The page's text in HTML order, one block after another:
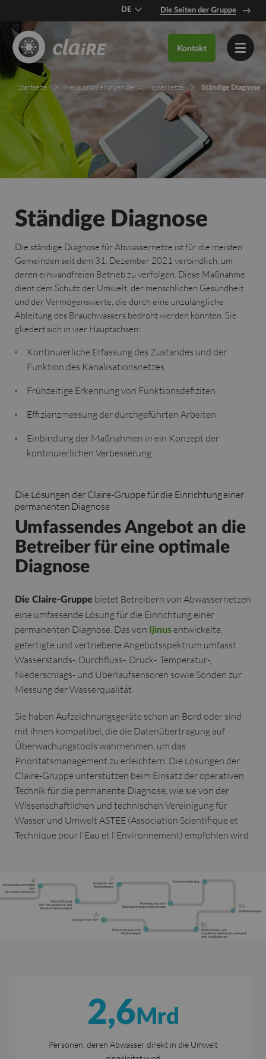
DE Die Seiten der Gruppe
Kontakt
Startseite Herausforderungen der Abwassernetze Ständige Diagnose
Ständige Diagnose
Die ständige Diagnose für Abwassernetze ist für die meisten
Gemeinden seit dem 31. Dezember 2021 verbindlich, um
deren einwandfreien Betrieb zu verfolgen. Diese Maßnahme
dient dem Schutz der Umwelt, der menschlichen Gesundheit
und der Vermögenswerte, die durch eine unzulängliche
Ableitung des Brauchwassers bedroht werden könnten. Sie
gliedert sich in vier Hauptachsen:
Kontinuierliche Erfassung des Zustandes und der
Funktion des Kanalisationsnetzes
Frühzeitige Erkennung von Funktionsdefiziten
Effizienzmessung der durchgeführten Arbeiten
Einbindung der Maßnahmen in ein Konzept der
kontinuierlichen Verbesserung
Die Lösungen der Claire-Gruppe für die Einrichtung einer
permanenten Diagnose
Umfassendes Angebot an die
Betreiber für eine optimale
Diagnose
Die Claire-Gruppe bietet Betreibern von Abwassernetzen
eine umfassende Lösung für die Einrichtung einer
permanenten Diagnose. Das von Ijinusentwickelte,
gefertigte und vertriebene Angebotsspektrum umfasst
Wasserstands-, Durchfluss-, Druck-, Temperatur-,
Niederschlags- und Überlaufsensoren sowie Sonden zur
Messung der Wasserqualität.
Sie haben Aufzeichnungsgeräte schon an Bord oder sind
mit ihnen kompatibel, die die Datenübertragung auf
Überwachungstools wahrnehmen, um das
Prioritätsmanagement zu erleichtern. Die Lösungen der
Claire-Gruppe unterstützen beim Einsatz der operativen
Technik für die permanente Diagnose, wie sie von der
Wissenschaftlichen und technischen Vereinigung für
Wasser und Umwelt ASTEE (Association Scientifique et
Technique pour l'Eau et l'Environnement) empfohlen wird.
2,6 Mrd
Personen, deren Abwasser direkt in die Umwelt